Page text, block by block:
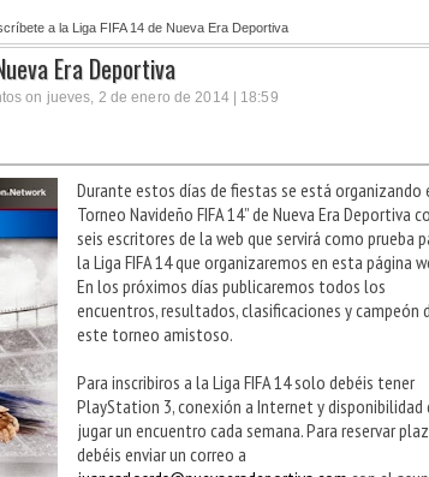
a la Liga FIFA 14 de Nueva Era Deportiva
Era Deportiva
on jueves, 2 de enero de 2014 | 18:59
Durante estos días de fiestas se está organizando
Torneo Navideño FIFA 14” de Nueva Era Deportiva
seis escritores de la web que servirá como prueba
la Liga FIFA 14 que organizaremos en esta página
En los próximos días publicaremos todos los
encuentros, resultados, clasificaciones y campeón
este torneo amistoso.
Para inscribiros a la Liga FIFA 14 solo debéis tener
PlayStation 3, conexión a Internet y disponibilidad
jugar un encuentro cada semana. Para reservar
debéis enviar un correo a